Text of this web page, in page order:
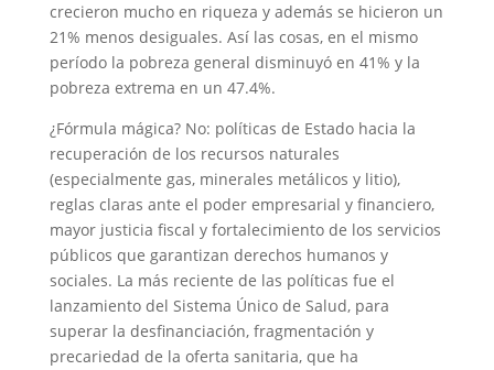
crecieron mucho en riqueza y además se hicieron un
21% menos desiguales. Así las cosas, en el mismo
período la pobreza general disminuyó en 41% y la
pobreza extrema en un 47.4%.
¿Fórmula mágica? No: políticas de Estado hacia la
recuperación de los recursos naturales
(especialmente gas, minerales metálicos y litio),
reglas claras ante el poder empresarial y financiero,
mayor justicia fiscal y fortalecimiento de los servicios
públicos que garantizan derechos humanos y
sociales. La más reciente de las políticas fue el
lanzamiento del Sistema Único de Salud, para
superar la desfinanciación, fragmentación y
precariedad de la oferta sanitaria, que ha